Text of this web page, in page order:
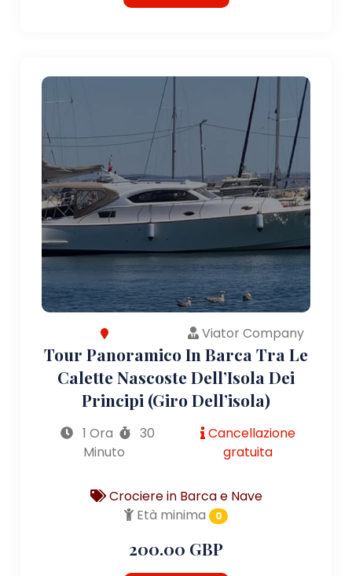
Viator Company
Tour Panoramico In Barca Tra Le
Calette Nascoste Dell’Isola Dei
Principi (giro Dell’isola)
1 Ora
30
Minuto
Cancellazione
gratuita
Crociere in Barca e Nave
Età minima
0
200.00 GBP